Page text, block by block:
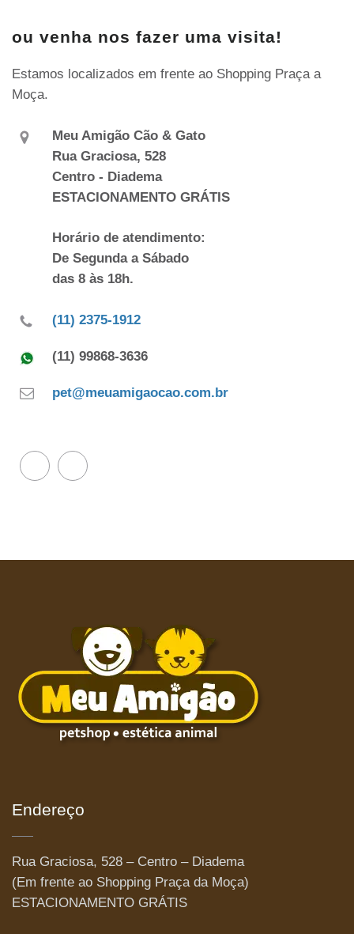
ou venha nos fazer uma visita!
Estamos localizados em frente ao Shopping Praça a
Moça.
Meu Amigão Cão & Gato
Rua Graciosa, 528
Centro - Diadema
ESTACIONAMENTO GRÁTIS
Horário de atendimento:
De Segunda a Sábado
das 8 às 18h.
(11) 2375-1912
(11) 99868-3636
pet@meuamigaocao.com.br
Endereço
Rua Graciosa, 528 – Centro – Diadema
(Em frente ao Shopping Praça da Moça)
ESTACIONAMENTO GRÁTIS